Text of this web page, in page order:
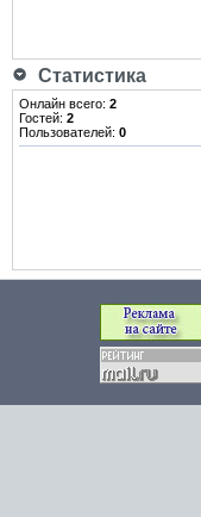
Статистика
Онлайн всего: 2
Гостей: 2
Пользователей: 0